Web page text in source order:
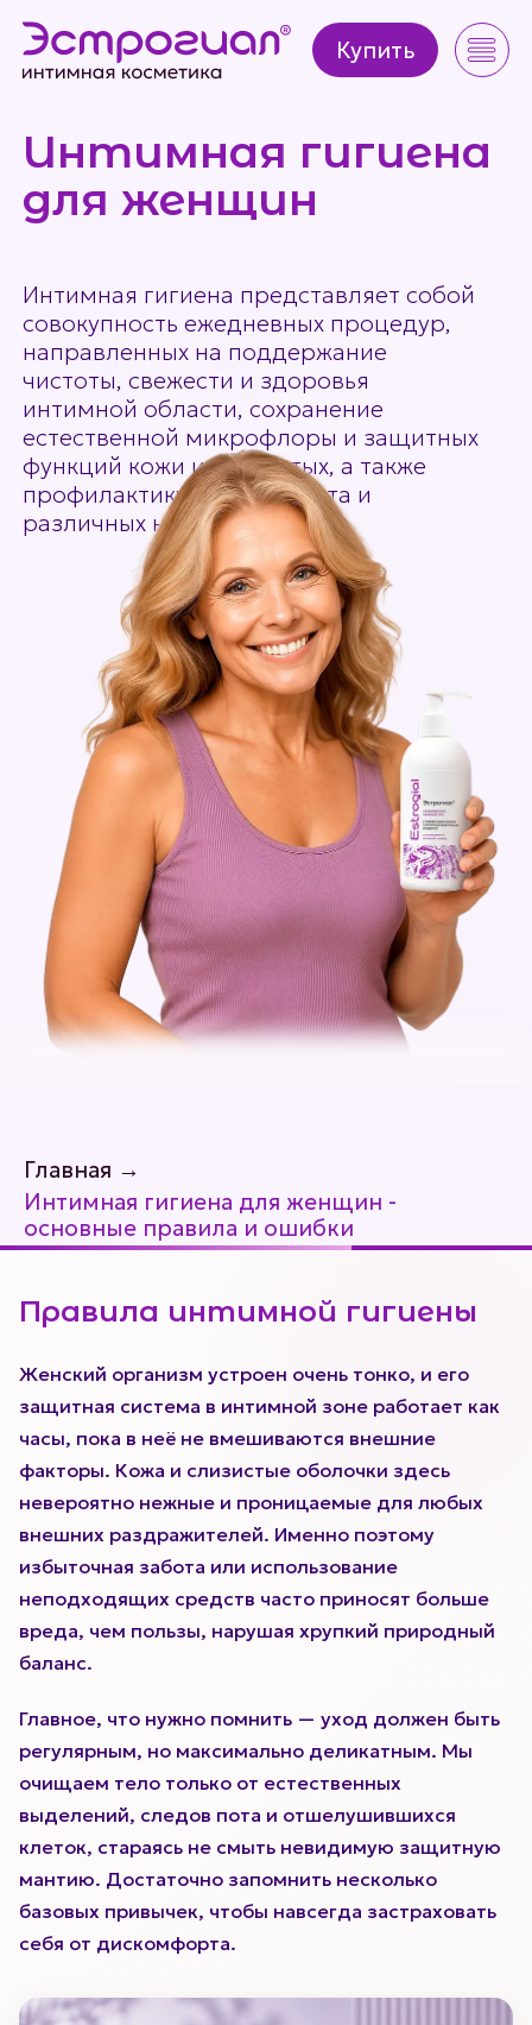
Купить
Купить
Интимная гигиена
для женщин
Интимная гигиена представляет собой
совокупность ежедневных процедур,
направленных на поддержание
чистоты, свежести и здоровья
интимной области, сохранение
естественной микрофлоры и защитных
функций кожи и слизистых, а также
профилактику дискомфорта и
различных нарушений.
Главная →
Интимная гигиена для женщин -
основные правила и ошибки
Правила интимной гигиены
Женский организм устроен очень тонко, и его
защитная система в интимной зоне работает как
часы, пока в неё не вмешиваются внешние
факторы. Кожа и слизистые оболочки здесь
невероятно нежные и проницаемые для любых
внешних раздражителей. Именно поэтому
избыточная забота или использование
неподходящих средств часто приносят больше
вреда, чем пользы, нарушая хрупкий природный
баланс.
Главное, что нужно помнить — уход должен быть
регулярным, но максимально деликатным. Мы
очищаем тело только от естественных
выделений, следов пота и отшелушившихся
клеток, стараясь не смыть невидимую защитную
мантию. Достаточно запомнить несколько
базовых привычек, чтобы навсегда застраховать
себя от дискомфорта.